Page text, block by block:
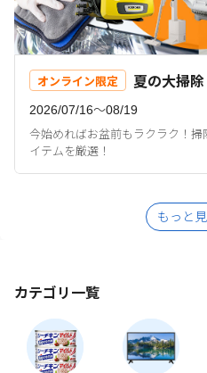
オンライン限定 夏の大掃除
2026/07/16〜08/19
今始めればお盆前もラクラク！
イテムを厳選！
もっと
カテゴリ一覧